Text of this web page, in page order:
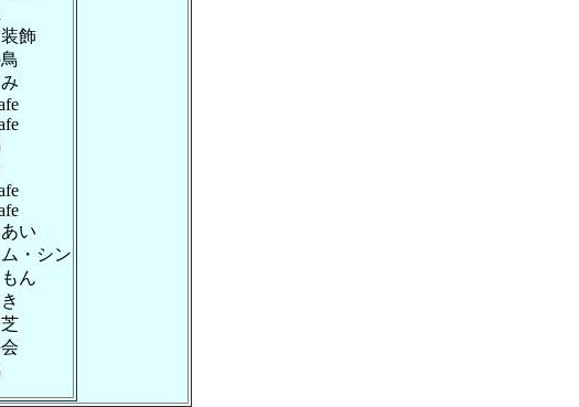
飾
い
・シン
ん
芝